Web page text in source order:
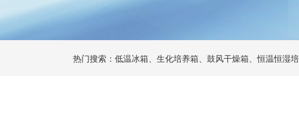
热门搜索：低温冰箱、生化培养箱、鼓风干燥箱、恒温恒湿